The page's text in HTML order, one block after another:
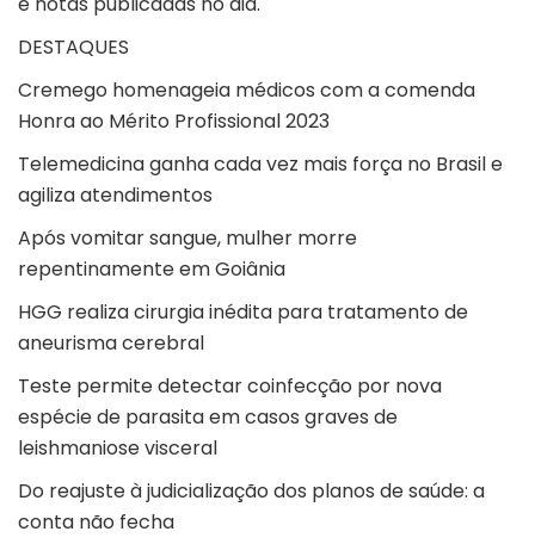
DESTAQUES
Cremego homenageia médicos com a comenda
Honra ao Mérito Profissional 2023
Telemedicina ganha cada vez mais força no Brasil e
agiliza atendimentos
Após vomitar sangue, mulher morre
repentinamente em Goiânia
HGG realiza cirurgia inédita para tratamento de
aneurisma cerebral
Teste permite detectar coinfecção por nova
espécie de parasita em casos graves de
leishmaniose visceral
Do reajuste à judicialização dos planos de saúde: a
conta não fecha